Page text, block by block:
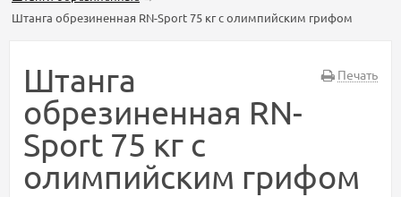
Штанга обрезиненная RN-Sport 75 кг с олимпийским грифом
Печать
Штанга
обрезиненная RN-
Sport 75 кг с
олимпийским грифом